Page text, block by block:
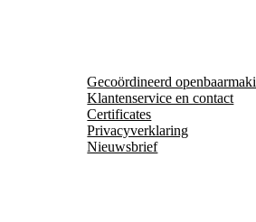
Gecoördineerd
Klantenservice en contact
Certificates
Privacyverklaring
Nieuwsbrief